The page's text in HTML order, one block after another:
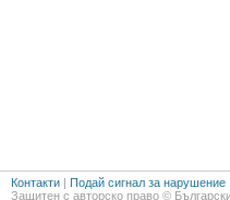
Контакти | Подай сигнал за нарушение
Защитен с авторско право ©